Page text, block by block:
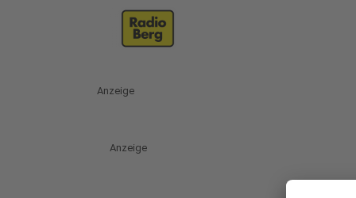
Anzeige
Anzeige